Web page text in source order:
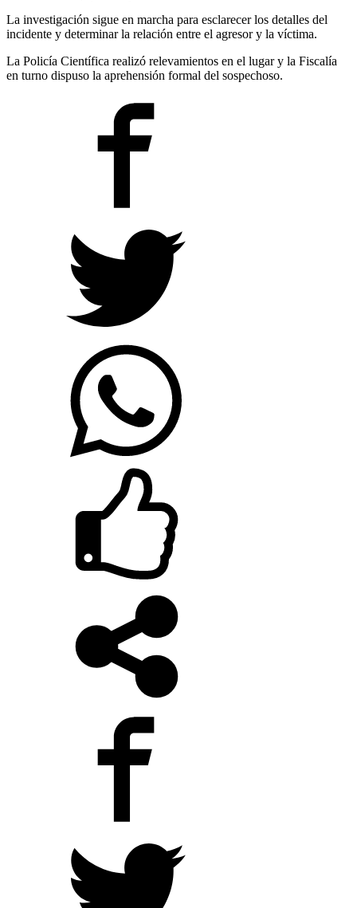
La investigación sigue en marcha para esclarecer los detalles del
incidente y determinar la relación entre el agresor y la víctima.
La Policía Científica realizó relevamientos en el lugar y la Fiscalía
en turno dispuso la aprehensión formal del sospechoso.